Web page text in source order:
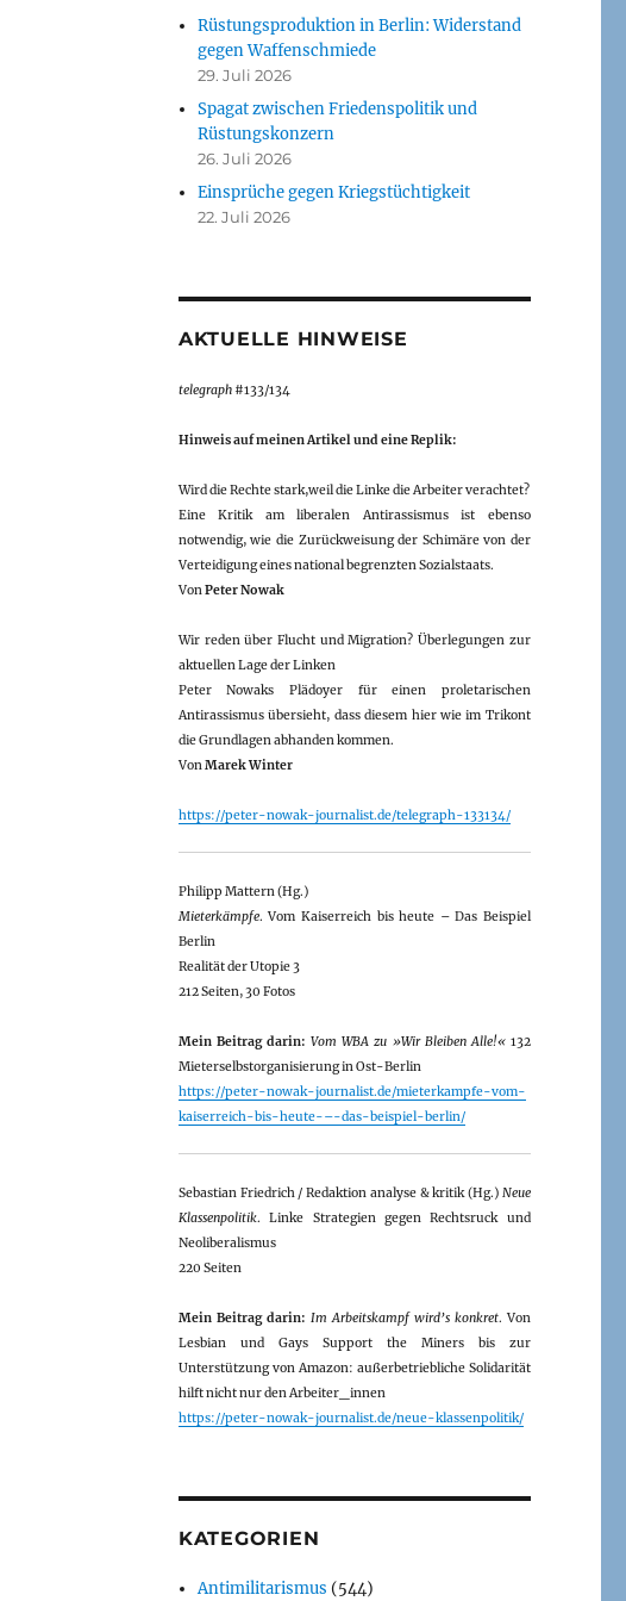
Rüstungsproduktion in Berlin: Widerstand
gegen Waffenschmiede
29. Juli 2026
Spagat zwischen Friedenspolitik und
Rüstungskonzern
26. Juli 2026
Einsprüche gegen Kriegstüchtigkeit
22. Juli 2026
AKTUELLE HINWEISE
telegraph#133/134
Hinweis auf meinen Artikel und eine Replik:
Wird die Rechte stark,weil die Linke die Arbeiter verachtet?
Eine Kritik am liberalen Antirassismus ist ebenso
notwendig, wie die Zurückweisung der Schimäre von der
Verteidigung eines national begrenzten Sozialstaats.
VonPeter Nowak
Wir reden über Flucht und Migration? Überlegungen zur
aktuellen Lage der Linken
Peter Nowaks Plädoyer für einen proletarischen
Antirassismus übersieht, dass diesem hier wie im Trikont
die Grundlagen abhanden kommen.
VonMarek Winter
https://peter-nowak-journalist.de/telegraph-133134/
Philipp Mattern (Hg.)
Mieterkämpfe. Vom Kaiserreich bis heute – Das Beispiel
Berlin
Realität der Utopie 3
212 Seiten, 30 Fotos
Mein Beitrag darin: Vom WBA zu »Wir Bleiben Alle!«132
Mieterselbstorganisierung in Ost-Berlin
https://peter-nowak-journalist.de/mieterkampfe-vom-
kaiserreich-bis-heute-–-das-beispiel-berlin/
Sebastian Friedrich / Redaktion analyse & kritik (Hg.) Neue
Klassenpolitik. Linke Strategien gegen Rechtsruck und
Neoliberalismus
220 Seiten
Mein Beitrag darin: Im Arbeitskampf wird’s konkret. Von
Lesbian und Gays Support the Miners bis zur
Unterstützung von Amazon: außerbetriebliche Solidarität
hilft nicht nur den Arbeiter_innen
https://peter-nowak-journalist.de/neue-klassenpolitik/
KATEGORIEN
Antimilitarismus (544)